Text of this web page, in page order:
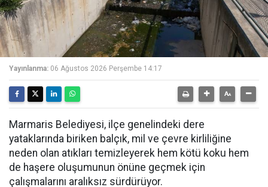
Yayınlanma: 06 Ağustos 2026 Perşembe 14:17
Marmaris Belediyesi, ilçe genelindeki dere
yataklarında biriken balçık, mil ve çevre kirliliğine
neden olan atıkları temizleyerek hem kötü koku hem
de haşere oluşumunun önüne geçmek için
çalışmalarını aralıksız sürdürüyor.